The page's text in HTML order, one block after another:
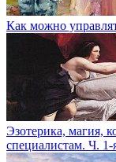
Как можно
Эзотерика, магия,
специалистам. Ч.